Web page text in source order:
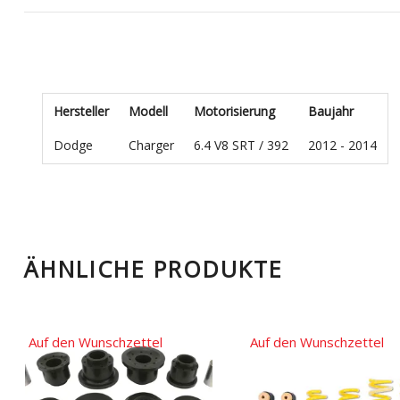
Hersteller Modell Motorisierung
Baujahr
Dodge
Charger 6.4 V8 SRT / 392 2012 - 2014
ÄHNLICHE PRODUKTE
Auf den Wunschzettel Auf den Wunschzettel